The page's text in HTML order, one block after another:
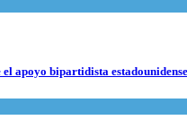
apoyo bipartidista